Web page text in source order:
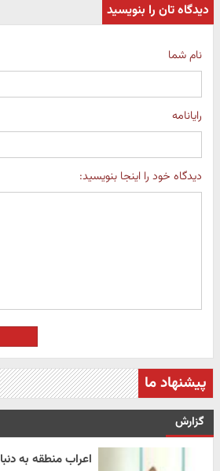
دیدگاه تان را بنویسید
نام شما
رایانامه
دیدگاه خود را اینجا بنویسید:
پیشنهاد ما
گزارش
اعراب منطقه به